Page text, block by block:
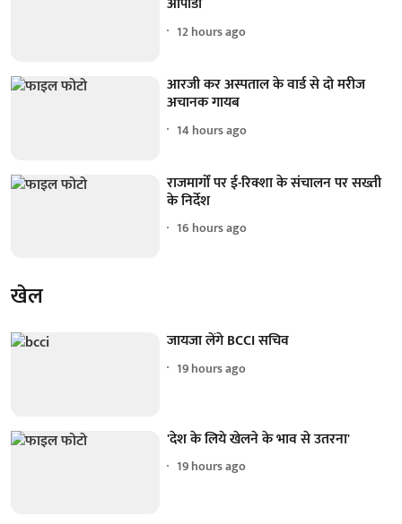
12 hours ago
आरजी कर अस्पताल के वार्ड से दो मरीज
अचानक गायब
14 hours ago
राजमार्गों पर ई-रिक्शा के संचालन पर सख्ती
के निर्देश
16 hours ago
खेल
जायजा लेंगे BCCI सचिव
19 hours ago
'देश के लिये खेलने के भाव से उतरना'
19 hours ago